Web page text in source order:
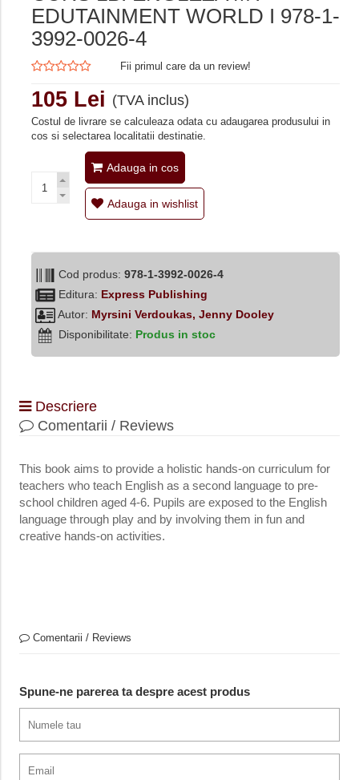
EDUTAINMENT WORLD I 978-1-
3992-0026-4
Fii primul care da un review!
105 Lei (TVA inclus)
Costul de livrare se calculeaza odata cu adaugarea produsului in
cos si selectarea localitatii destinatie.
Adauga in cos
Adauga in wishlist
Cod produs: 978-1-3992-0026-4
Editura: Express Publishing
Autor: Myrsini Verdoukas, Jenny Dooley
Disponibilitate: Produs in stoc
Descriere
Comentarii / Reviews
This book aims to provide a holistic hands-on curriculum for
teachers who teach English as a second language to pre-
school children aged 4-6. Pupils are exposed to the English
language through play and by involving them in fun and
creative hands-on activities.
Comentarii / Reviews
Spune-ne parerea ta despre acest produs